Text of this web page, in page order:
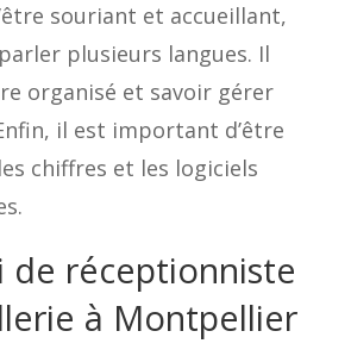
souriant et accueillant,
plusieurs langues. Il
organisé et savoir gérer
il est important d’être
chiffres et les logiciels
de réceptionniste
à Montpellier